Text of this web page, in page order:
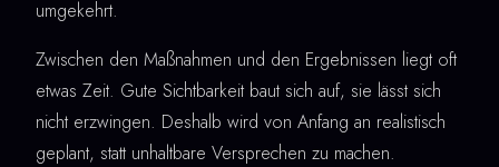
umgekehrt.
Zwischen den Maßnahmen und den Ergebnissen liegt oft
etwas Zeit. Gute Sichtbarkeit baut sich auf, sie lässt sich
nicht erzwingen. Deshalb wird von Anfang an realistisch
geplant, statt unhaltbare Versprechen zu machen.